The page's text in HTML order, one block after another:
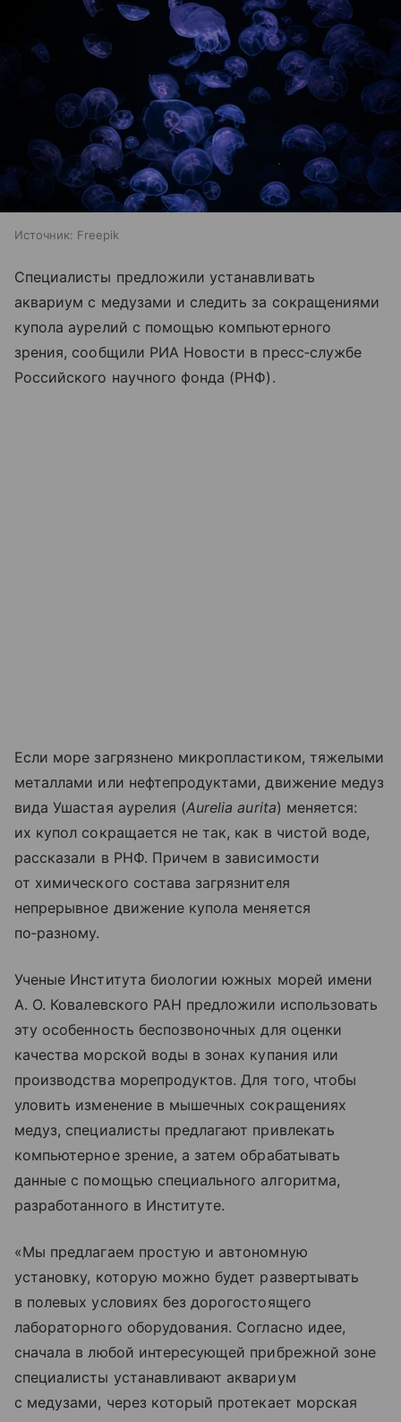
Источник: Freepik
Специалисты предложили устанавливать
аквариум с медузами и следить за сокращениями
купола аурелий с помощью компьютерного
зрения, сообщили РИА Новости в пресс‑службе
Российского научного фонда (РНФ).
Если море загрязнено микропластиком, тяжелыми
металлами или нефтепродуктами, движение медуз
вида Ушастая аурелия (Aurelia aurita) меняется:
их купол сокращается не так, как в чистой воде,
рассказали в РНФ. Причем в зависимости
от химического состава загрязнителя
непрерывное движение купола меняется
по‑разному.
Ученые Института биологии южных морей имени
А. О. Ковалевского РАН предложили использовать
эту особенность беспозвоночных для оценки
качества морской воды в зонах купания или
производства морепродуктов. Для того, чтобы
уловить изменение в мышечных сокращениях
медуз, специалисты предлагают привлекать
компьютерное зрение, а затем обрабатывать
данные с помощью специального алгоритма,
разработанного в Институте.
«Мы предлагаем простую и автономную
установку, которую можно будет развертывать
в полевых условиях без дорогостоящего
лабораторного оборудования. Согласно идее,
сначала в любой интересующей прибрежной зоне
специалисты устанавливают аквариум
с медузами, через который протекает морская